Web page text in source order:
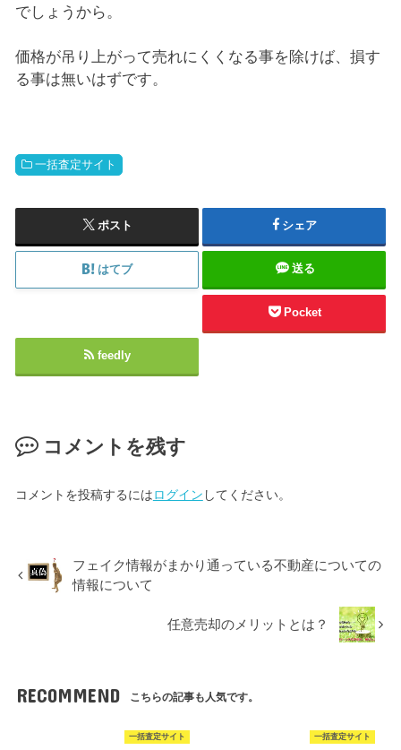
でしょうから。
価格が吊り上がって売れにくくなる事を除けば、損す
る事は無いはずです。
一括査定サイト
ポスト シェア
はてブ 送る
Pocket
feedly
コメントを残す
コメントを投稿するにはログイン してください。
フェイク情報がまかり通っている不動産についての
情報について
任意売却のメリットとは？
RECOMMEND こちらの記事も人気です。
一括査定サイト 一括査定サイト